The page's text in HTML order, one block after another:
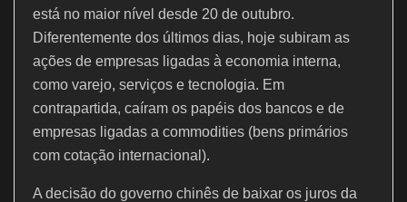
está no maior nível desde 20 de outubro.
Diferentemente dos últimos dias, hoje subiram as
ações de empresas ligadas à economia interna,
como varejo, serviços e tecnologia. Em
contrapartida, caíram os papéis dos bancos e de
empresas ligadas a commodities (bens primários
com cotação internacional).
A decisão do governo chinês de baixar os juros da